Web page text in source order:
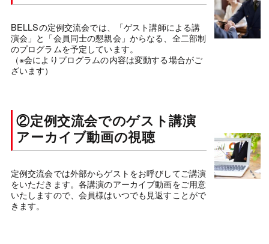
BELLSの定例交流会では、「ゲスト講師による講
演会」と「会員同士の懇親会」からなる、全二部制
のプログラムを予定しています。
（※会によりプログラムの内容は変動する場合がご
ざいます）
②定例交流会でのゲスト講演
アーカイブ動画の視聴
定例交流会では外部からゲストをお呼びしてご講演
をいただきます。各講演のアーカイブ動画をご用意
いたしますので、会員様はいつでも見返すことがで
きます。